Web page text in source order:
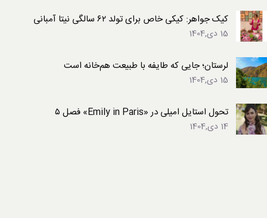
کیک جواهر: کیکی خاص برای تولد ۶۲ سالگی نیتا آمبانی
15 دی,1404
لرستان؛ جایی که طایفه با طبیعت هم‌خانه است
15 دی,1404
تحول استایل امیلی در «Emily in Paris» فصل ۵
14 دی,1404